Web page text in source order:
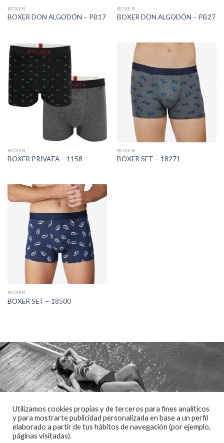
BOXER
BOXER DON ALGODÓN – PB17
BOXER
BOXER DON ALGODÓN – PB27
BOXER
BOXER PRIVATA – 1158
BOXER
BOXER SET – 18271
BOXER
BOXER SET – 18500
CONTACTO POLÍTICA DE PRIVACIDAD
POLITICA DE COOKIES
Utilizamos cookies propias y de terceros para fines analíticos
y para mostrarte publicidad personalizada en base a un perfil
elaborado a partir de tus hábitos de navegación (por ejemplo,
páginas visitadas).